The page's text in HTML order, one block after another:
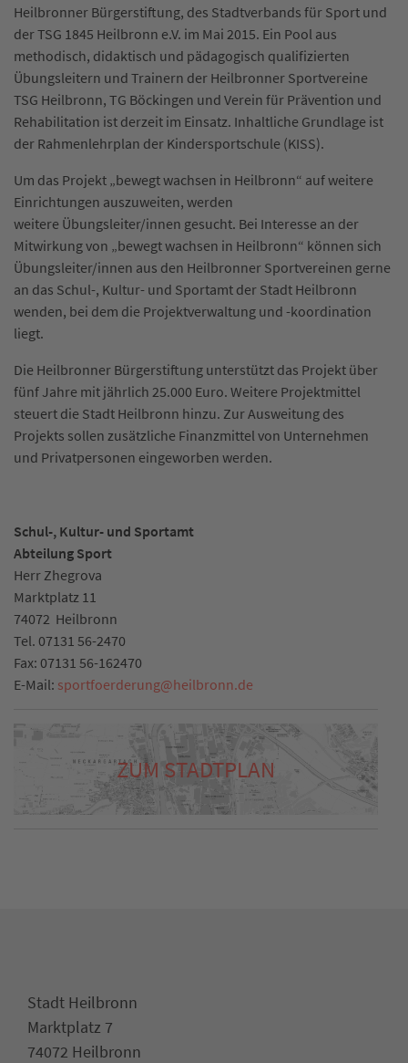
Heilbronner Bürgerstiftung, des Stadtverbands für Sport und
der TSG 1845 Heilbronn e.V. im Mai 2015. Ein Pool aus
methodisch, didaktisch und pädagogisch qualifizierten
Übungsleitern und Trainern der Heilbronner Sportvereine
TSG Heilbronn, TG Böckingen und Verein für Prävention und
Rehabilitation ist derzeit im Einsatz. Inhaltliche Grundlage ist
der Rahmenlehrplan der Kindersportschule (KISS).
Um das Projekt „bewegt wachsen in Heilbronn“ auf weitere
Einrichtungen auszuweiten, werden
weitere Übungsleiter/innen gesucht. Bei Interesse an der
Mitwirkung von „bewegt wachsen in Heilbronn“ können sich
Übungsleiter/innen aus den Heilbronner Sportvereinen gerne
an das Schul-, Kultur- und Sportamt der Stadt Heilbronn
wenden, bei dem die Projektverwaltung und -koordination
liegt.
Die Heilbronner Bürgerstiftung unterstützt das Projekt über
fünf Jahre mit jährlich 25.000 Euro. Weitere Projektmittel
steuert die Stadt Heilbronn hinzu. Zur Ausweitung des
Projekts sollen zusätzliche Finanzmittel von Unternehmen
und Privatpersonen eingeworben werden.
Schul-, Kultur- und Sportamt
Abteilung Sport
Herr Zhegrova
Marktplatz 11
74072 Heilbronn
Tel. 07131 56-2470
Fax: 07131 56-162470
E-Mail: sportfoerderung@heilbronn.de
ZUM STADTPLAN
Stadt Heilbronn
Marktplatz 7
74072 Heilbronn